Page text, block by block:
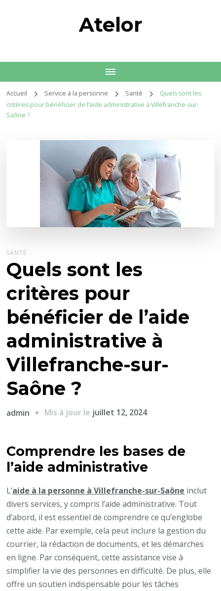
Atelor
Accueil Service à la personne Santé
Quels sont les
critères pour bénéficier de l’aide administrative à Villefranche-sur-
Saône ?
SANTÉ
Quels sont les
critères pour
bénéficier de l’aide
administrative à
Villefranche-sur-
Saône ?
admin Mis à jour le juillet 12, 2024
Comprendre les bases de
l’aide administrative
L’aide à la personne à Villefranche-sur-Saône inclut
divers services, y compris l’aide administrative. Tout
d’abord, il est essentiel de comprendre ce qu’englobe
cette aide. Par exemple, cela peut inclure la gestion du
courrier, la rédaction de documents, et les démarches
en ligne. Par conséquent, cette assistance vise à
simplifier la vie des personnes en difficulté. De plus, elle
offre un soutien indispensable pour les tâches